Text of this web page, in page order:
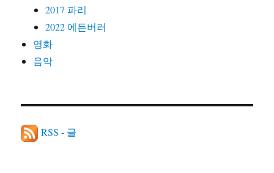
2017 파리
2022 에든버러
영화
음악
RSS - 글